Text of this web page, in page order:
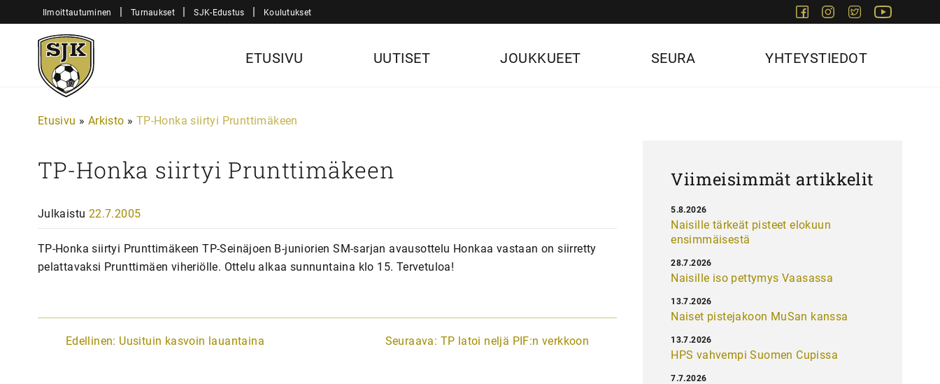
sisältöön
Ilmoittautuminen | Turnaukset | SJK-Edustus | Koulutukset FacebookInstagram
Twitter
Sjk-
Juniorit
ETUSIVU UUTISET JOUKKUEET SEURA YHTEYSTIEDOT
Etusivu » Arkisto » TP-Honka siirtyi Prunttimäkeen
TP-Honka siirtyi Prunttimäkeen
Julkaistu 22.7.2005
TP-Honka siirtyi Prunttimäkeen TP-Seinäjoen B-juniorien SM-sarjan avausottelu Honkaa vastaan on siirretty
pelattavaksi Prunttimäen viheriölle. Ottelu alkaa sunnuntaina klo 15. Tervetuloa!
A
Edellinen: Uusituin kasvoin lauantaina Seuraava: TP latoi neljä PIF:n verkkoon
Viimeisimmät artikkelit
Naisille tärkeät pisteet elokuun
ensimmäisestä
5.8.2026
Naisille iso pettymys Vaasassa
28.7.2026
Naiset pistejakoon MuSan kanssa
13.7.2026
HPS vahvempi Suomen Cupissa
13.7.2026
7.7.2026